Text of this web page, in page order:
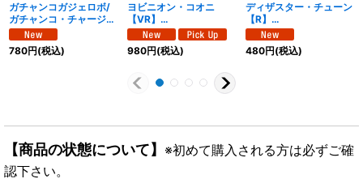
ガチャンコガジェロボ/
ガチャンコ・チャージャ
ー【VR】
{26EX1N6/N25}《水》
780円(税込)
ヨビニオン・コオニ
【VR】
{26EX1N7/N25}《闇》
980円(税込)
ディザスター・チューン
【R】
{26EX1N25/N25}
《多》
480円(税込)
【商品の状態について】 ※初めて購入される方は必ずご確
認下さい。